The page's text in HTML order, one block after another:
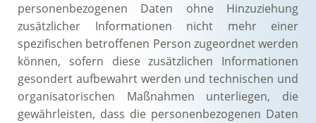
personenbezogenen Daten ohne Hinzuziehung
zusätzlicher Informationen nicht mehr einer
spezifischen betroffenen Person zugeordnet werden
können, sofern diese zusätzlichen Informationen
gesondert aufbewahrt werden und technischen und
organisatorischen Maßnahmen unterliegen, die
gewährleisten, dass die personenbezogenen Daten